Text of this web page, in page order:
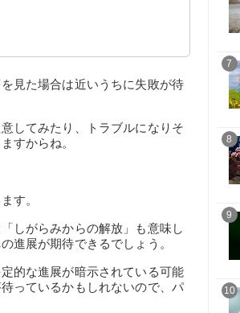
見た場合は近いうちに失敗が待
してみたり、トラブルになりそ
すからね。
す。
しがらみからの解放」も意味し
進展が期待できるでしょう。
的な進展が暗示されている可能
っているかもしれないので、パ
7
8
9
10